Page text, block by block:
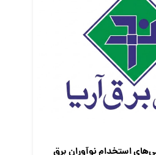
استخدام نوآوران برق